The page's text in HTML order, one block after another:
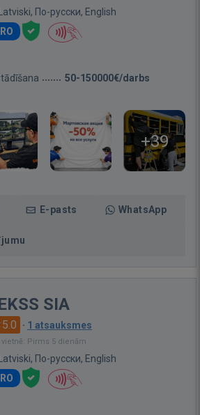
Latviski, По-русски, English
50-150000€/darbs
+39
E-pasts WhatsApp
SIA
5.0 · 1 atsauksmes
vietnē: Pirms 5 dienām
Latviski, По-русски, English